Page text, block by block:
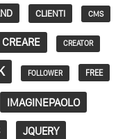
CLIENTI CMS
CREARE CREATOR
FOLLOWER FREE
IMAGINEPAOLO
JQUERY